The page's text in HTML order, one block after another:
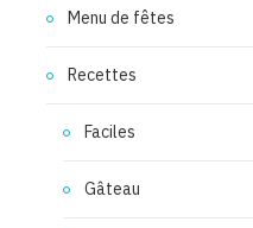
Menu de fêtes
Recettes
Faciles
Gâteau